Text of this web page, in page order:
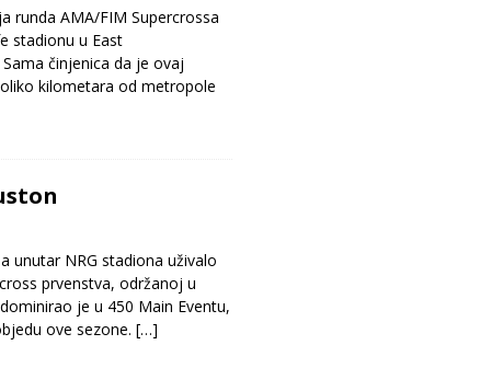
runda AMA/FIM Supercrossa
stadionu u East
činjenica da je ovaj
kilometara od metropole
unutar NRG stadiona uživalo
prvenstva, održanoj u
je u 450 Main Eventu,
ove sezone. […]